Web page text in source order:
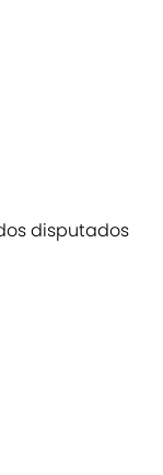
disputados